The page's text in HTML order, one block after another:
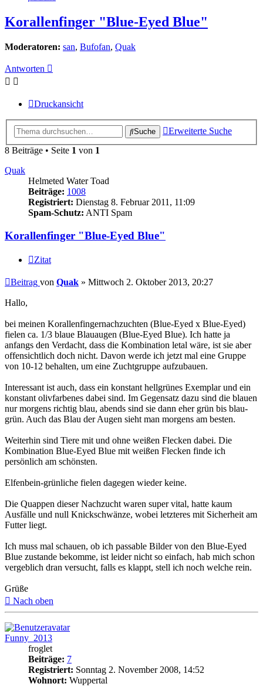
Korallenfinger "Blue-Eyed Blue"
Moderatoren: san, Bufofan, Quak
Antworten
Druckansicht
Suche
Erweiterte Suche
8 Beiträge • Seite 1 von 1
Quak
Helmeted Water Toad
Beiträge: 1008
Registriert: Dienstag 8. Februar 2011, 11:09
Spam-Schutz: ANTI Spam
Korallenfinger "Blue-Eyed Blue"
Zitat
Beitrag von Quak » Mittwoch 2. Oktober 2013, 20:27
Hallo,
bei meinen Korallenfingernachzuchten (Blue-Eyed x Blue-Eyed)
fielen ca. 1/3 blaue Blauaugen (Blue-Eyed Blue). Ich hatte ja
anfangs den Verdacht, dass die Kombination letal wäre, ist sie aber
offensichtlich doch nicht. Davon werde ich jetzt mal eine Gruppe
von 10-12 behalten, um eine Zuchtgruppe aufzubauen.
Interessant ist auch, dass ein konstant hellgrünes Exemplar und ein
konstant olivfarbenes dabei sind. Im Gegensatz dazu sind die blauen
nur morgens richtig blau, abends sind sie dann eher grün bis blau-
grün. Auch das Blau der Augen sieht man morgens am besten.
Weiterhin sind Tiere mit und ohne weißen Flecken dabei. Die
Kombination Blue-Eyed Blue mit weißen Flecken finde ich
persönlich am schönsten.
Elfenbein-grünliche fielen dagegen wieder keine.
Die Quappen dieser Nachzucht waren super vital, hatte kaum
Ausfälle und null Knickschwänze, wobei letzteres mit Sicherheit am
Futter liegt.
Ich muss mal schauen, ob ich passable Bilder von den Blue-Eyed
Blue zustande bekomme, ist leider nicht so einfach, hab mich schon
vergeblich dran versucht, falls es klappt, stell ich noch welche rein.
Grüße
Nach oben
Funny_2013
froglet
Beiträge: 7
Registriert: Sonntag 2. November 2008, 14:52
Wohnort: Wuppertal